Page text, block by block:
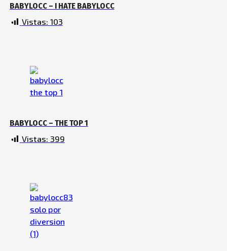
BABYLOCC – I HATE BABYLOCC
Vistas: 103
BABYLOCC – THE TOP 1
Vistas: 399